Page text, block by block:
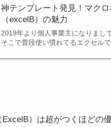
神テンプレート発見！マク
（excelB）の魅力
2019年より個人事業主になりまし
そこで普段使い慣れてるエクセル
）は超がつくほどの